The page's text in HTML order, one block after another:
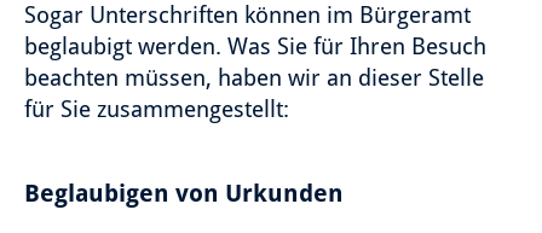
Sogar Unterschriften können im Bürgeramt
beglaubigt werden. Was Sie für Ihren Besuch
beachten müssen, haben wir an dieser Stelle
für Sie zusammengestellt:
Beglaubigen von Urkunden